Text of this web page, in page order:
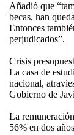
Añadió que
becas, han
Entonces
perjudicados”.
Crisis
La casa de
nacional,
Gobierno de
La
56% en dos